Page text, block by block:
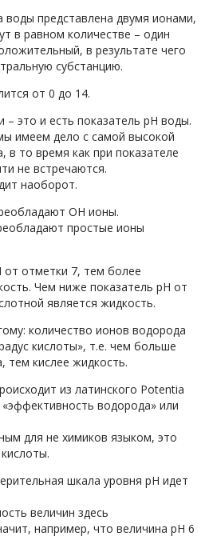
представлена двумя ионами,
в равном количестве – один
в результате чего
субстанцию.
от 0 до 14.
– это и есть показатель рН воды.
имеем дело с самой высокой
в то время как при показателе
не встречаются.
наоборот.
ОН ионы.
простые ионы
отметки 7, тем более
Чем ниже показатель рН от
является жидкость.
количество ионов водорода
кислоты», т.е. чем больше
тем кислее жидкость.
из латинского Potentia
водорода» или
для не химиков языком, это
шкала уровня рН идет
величин здесь
например, что величина рН 6